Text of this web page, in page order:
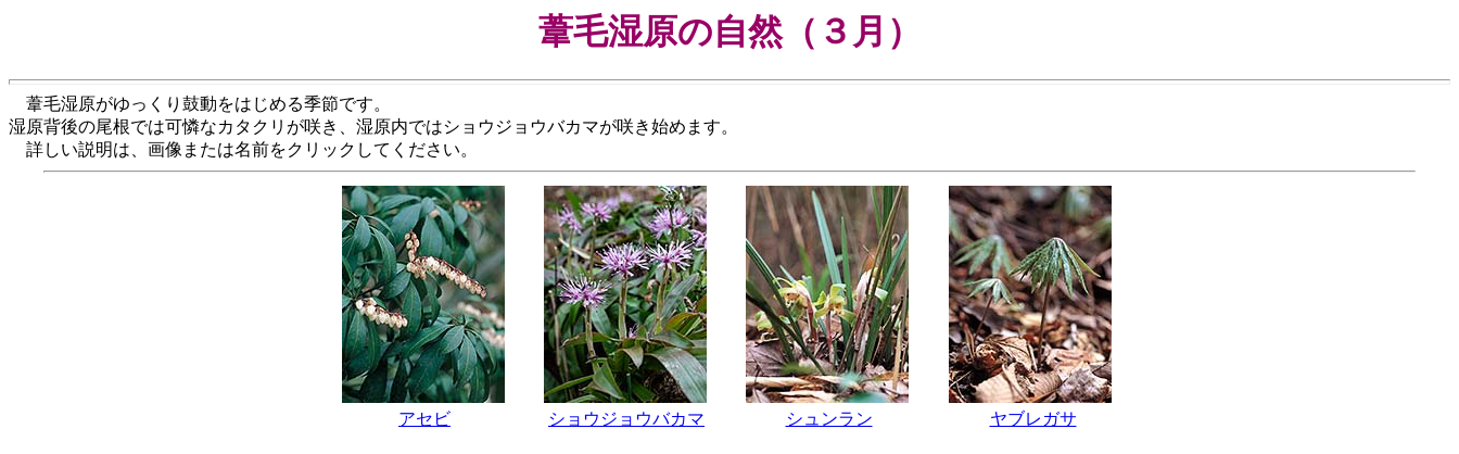
葦毛湿原の自然（３月）
葦毛湿原がゆっくり鼓動をはじめる季節です。
湿原背後の尾根では可憐なカタクリが咲き、湿原内ではショウジョウバカマが咲き始めます。
詳しい説明は、画像または名前をクリックしてください。
アセビ ショウジョウバカマ シュンラン ヤブレガサ